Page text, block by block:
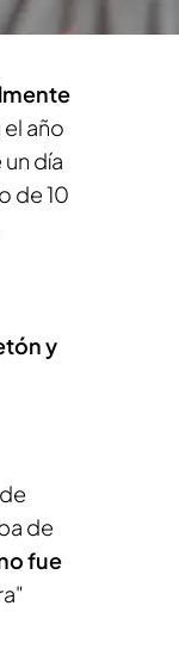
año
día
de 10
y
de
fue